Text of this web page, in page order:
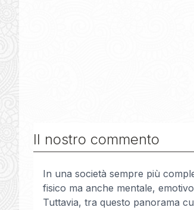
Il nostro commento
In una società sempre più
fisico ma anche mentale,
Tuttavia, tra questo panorama